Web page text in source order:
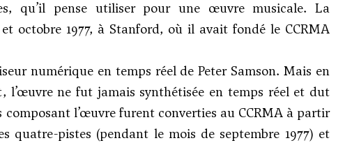
qu’il pense utiliser pour une œuvre musicale. La
octobre 1977, à Stanford, où il avait fondé le CCRMA
numérique en temps réel de Peter Samson. Mais en
ne fut jamais synthétisée en temps réel et dut
l’œuvre furent converties au CCRMA à partir
quatre-pistes (pendant le mois de septembre 1977) et